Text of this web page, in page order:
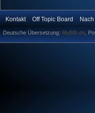
Kontakt Off Topic Board
Deutsche Übersetzung: MyBB.de ,